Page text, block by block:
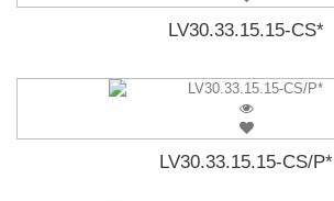
LV30.33.15.15-CS*
LV30.33.15.15-CS/P*